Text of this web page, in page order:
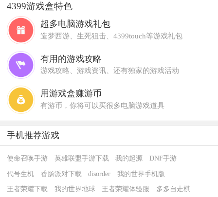
4399游戏盒特色
超多电脑游戏礼包
造梦西游、生死狙击、4399touch等游戏礼包
有用的游戏攻略
游戏攻略、游戏资讯、还有独家的游戏活动
用游戏盒赚游币
有游币，你将可以买很多电脑游戏道具
手机推荐游戏
使命召唤手游 英雄联盟手游下载 我的起源 DNF手游
代号生机 香肠派对下载 disorder 我的世界手机版
王者荣耀下载 我的世界地球 王者荣耀体验服 多多自走棋